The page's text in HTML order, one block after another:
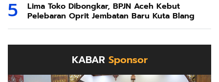
Lima Toko Dibongkar, BPJN Aceh Kebut
Pelebaran Oprit Jembatan Baru Kuta Blang
KABAR Sponsor